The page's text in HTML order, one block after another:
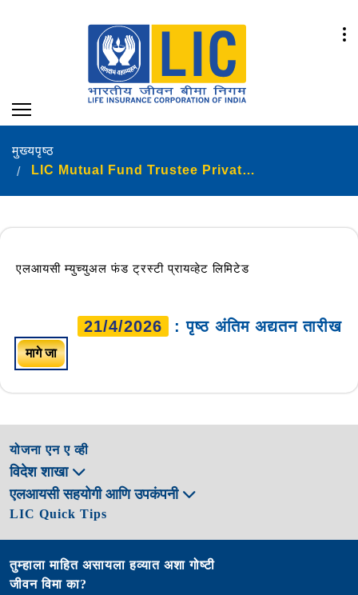
मुख्यपृष्ठ
LIC Mutual Fund Trustee Private Limited
एलआयसी म्युच्युअल फंड ट्रस्टी प्रायव्हेट लिमिटेड
21/4/2026 : पृष्ठ अंतिम अद्यतन तारीख
मागे जा
योजना एन ए व्ही
विदेश शाखा
एलआयसी सहयोगी आणि उपकंपनी
LIC Quick Tips
तुम्हाला माहित असायला हव्यात अशा गोष्टी
जीवन विमा का?